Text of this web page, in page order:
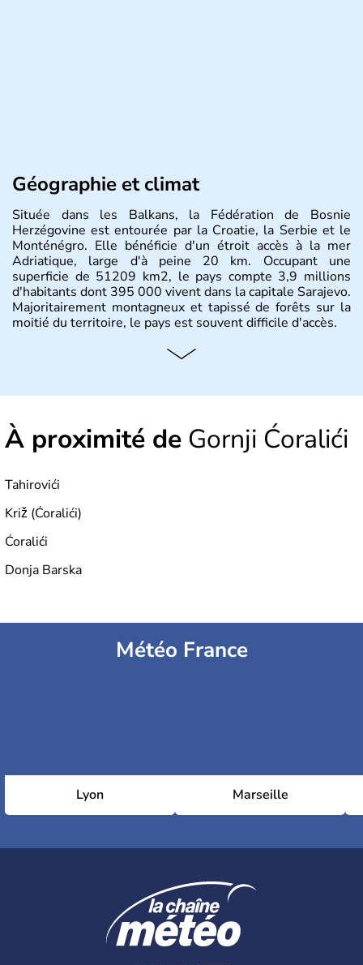
Géographie et climat
Située dans les Balkans, la Fédération de Bosnie
Herzégovine est entourée par la Croatie, la Serbie et le
Monténégro. Elle bénéficie d'un étroit accès à la mer
Adriatique, large d'à peine 20 km. Occupant une
superficie de 51209 km2, le pays compte 3,9 millions
d'habitants dont 395 000 vivent dans la capitale Sarajevo.
Majoritairement montagneux et tapissé de forêts sur la
moitié du territoire, le pays est souvent difficile d'accès.
À proximité de Gornji Ćoralići
Tahirovići
Križ (Ćoralići)
Ćoralići
Donja Barska
Météo France
Lyon Marseille